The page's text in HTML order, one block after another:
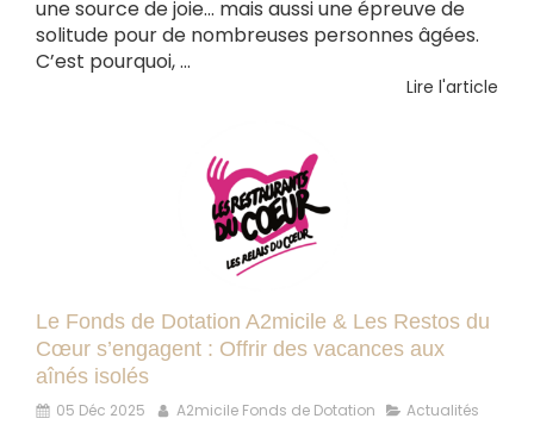
une source de joie… mais aussi une épreuve de
solitude pour de nombreuses personnes âgées.
C’est pourquoi, ...
Lire l'article
Le Fonds de Dotation A2micile & Les Restos du
Cœur s’engagent : Offrir des vacances aux
aînés isolés
05 Déc 2025 A2micile Fonds de Dotation Actualités